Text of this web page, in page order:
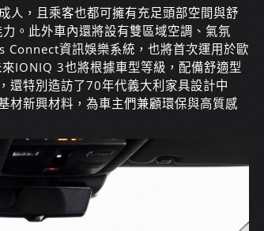
人，且乘客也都可擁有充足頭部空間與舒
。此外車內還將設有雙區域空調、氣氛
資訊娛樂系統，也將首次運用於歐
IONIQ 3也將根據車型等級，配備舒適型
還特別造訪了70年代義大利家具設計中
材新興材料，為車主們兼顧環保與高質感